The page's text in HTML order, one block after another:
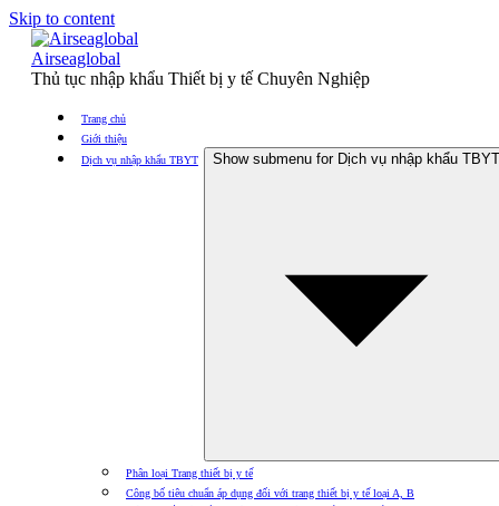
Skip to content
Airseaglobal
Thủ tục nhập khẩu Thiết bị y tế Chuyên Nghiệp
Trang chủ
Giới thiệu
Dịch vụ nhập khẩu TBYT
Show submenu for Dịch vụ nhập khẩu TBYT
Phân loại Trang thiết bị y tế
Công bố tiêu chuẩn áp dụng đối với trang thiết bị y tế loại A, B